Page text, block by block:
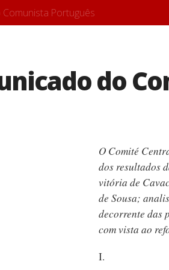
Comunista Português
do
O Comité
dos resultados
vitória de
de Sousa;
decorrente das
com vista ao
I.